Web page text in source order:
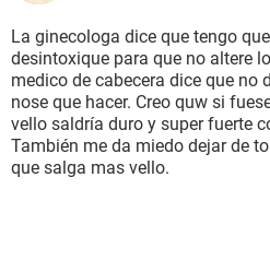
La ginecologa dice que tengo
desintoxique para que no altere
medico de cabecera dice que no
nose que hacer. Creo quw si
vello saldría duro y super fuerte
También me da miedo dejar de
que salga mas vello.